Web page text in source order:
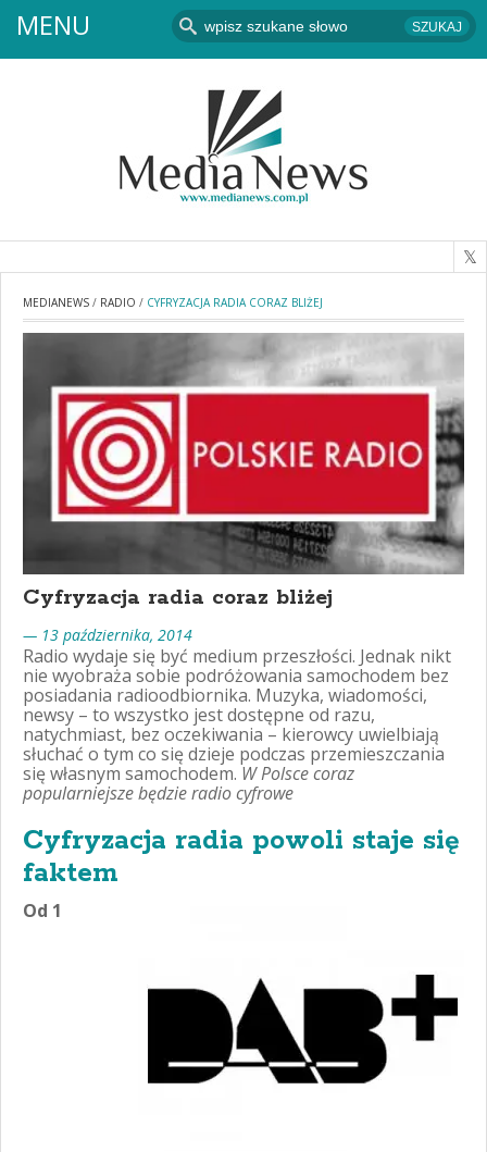
MENU
MEDIANEWS / RADIO / CYFRYZACJA RADIA CORAZ BLIŻEJ
Cyfryzacja radia coraz bliżej
— 13 października, 2014
Radio wydaje się być medium przeszłości. Jednak nikt
nie wyobraża sobie podróżowania samochodem bez
posiadania radioodbiornika. Muzyka, wiadomości,
newsy – to wszystko jest dostępne od razu,
natychmiast, bez oczekiwania – kierowcy uwielbiają
słuchać o tym co się dzieje podczas przemieszczania
się własnym samochodem. W Polsce coraz
popularniejsze będzie radio cyfrowe
Cyfryzacja radia powoli staje się
faktem
Od 1